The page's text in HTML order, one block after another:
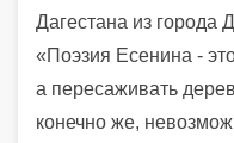
Дагестана из города
«Поэзия Есенина -
а пересаживать
конечно же,